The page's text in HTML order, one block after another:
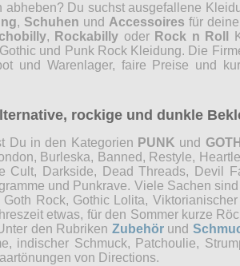
abheben? Du suchst ausgefallene
, Schuhen und Accessoires für
, Rockabilly oder Rock n Roll
und Punk Rock Kleidung. Die
und Warenlager, faire Preise und
rockige und dunkle
Du in den Kategorien PUNK und
Burleska, Banned, Restyle,
Cult, Darkside, Dead Threads, Devil
und Punkrave. Viele Sachen
Goth Rock, Gothic Lolita,
etwas, für den Sommer kurze
den Rubriken Zubehörund
indischer Schmuck, Patchoulie,
von Directions.